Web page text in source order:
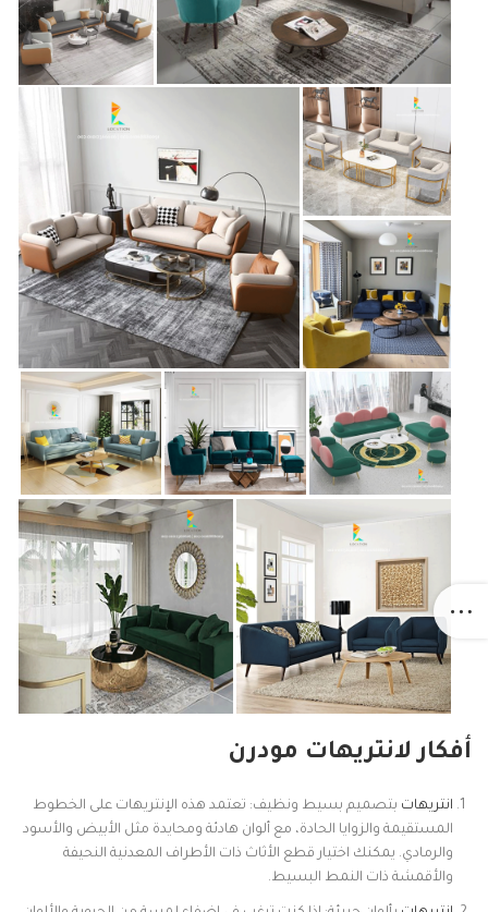
أفكار لانتريهات مودرن
انتريهات بتصميم بسيط ونظيف: تعتمد هذه الإنتريهات على الخطوط
المستقيمة والزوايا الحادة، مع ألوان هادئة ومحايدة مثل الأبيض والأسود
والرمادي. يمكنك اختيار قطع الأثاث ذات الأطراف المعدنية النحيفة
والأقمشة ذات النمط البسيط.